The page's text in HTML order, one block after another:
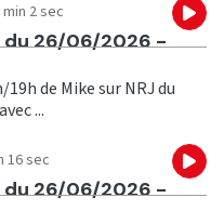
min 2 sec
du 26/06/2026 -
de Mike sur NRJ du
...
16 sec
du 26/06/2026 -